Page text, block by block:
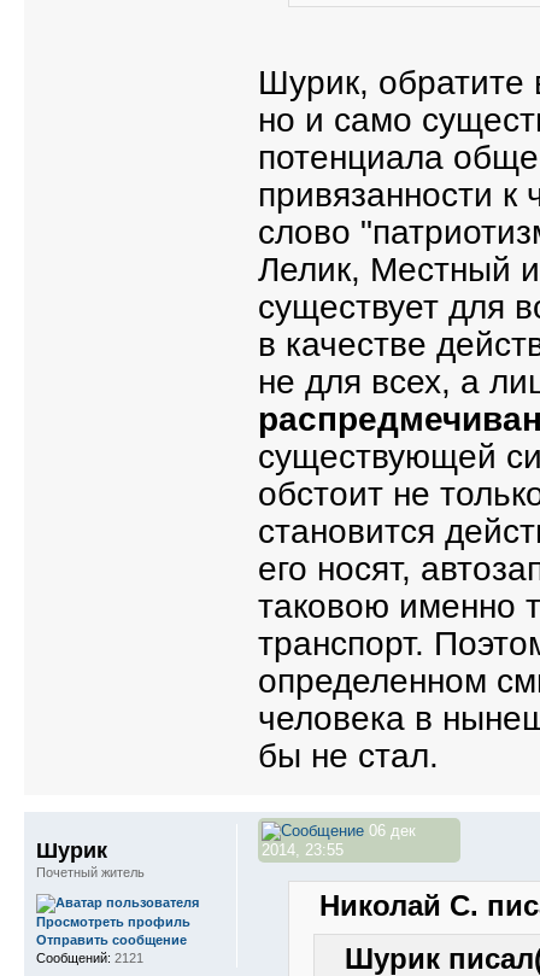
Шурик, обратите
но и само
потенциала
привязанности
слово
Лелик, Местный
существует для
в качестве
не для всех, а
существующей
обстоит не
становится
его носят,
таковою именно
транспорт.
определенном
человека в
бы не стал.
06 дек
2014, 23:55
Николай С.
Шурик
Шурик
Почетный житель
Просмотреть профиль
Отправить сообщение
Сообщений: 2121